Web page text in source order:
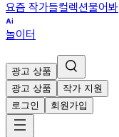
요즘 작가들컬렉션물어봐
놀이터
광고 상품
광고 상품
작가 지원
로그인
회원가입